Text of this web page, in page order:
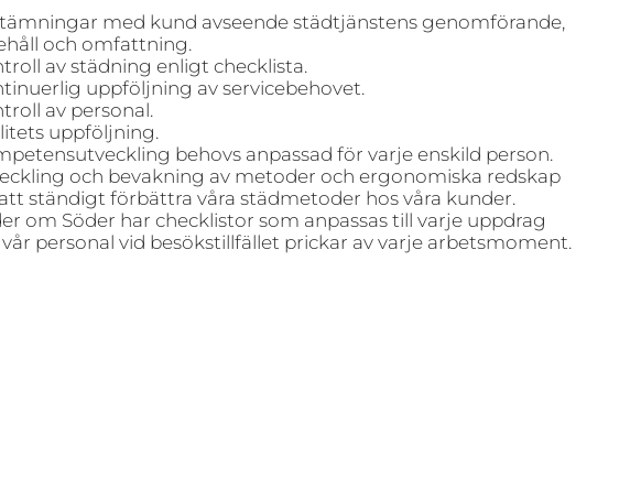
med kund avseende städtjänstens genomförande,
och omfattning.
av städning enligt checklista.
uppföljning av servicebehovet.
av personal.
uppföljning.
behovs anpassad för varje enskild person.
och bevakning av metoder och ergonomiska redskap
ständigt förbättra våra städmetoder hos våra kunder.
om Söder har checklistor som anpassas till varje uppdrag
personal vid besökstillfället prickar av varje arbetsmoment.